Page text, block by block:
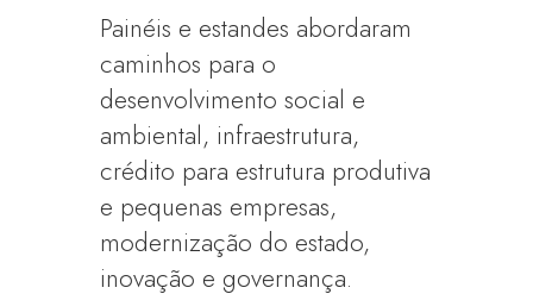
Painéis e estandes abordaram
caminhos para o
desenvolvimento social e
ambiental, infraestrutura,
crédito para estrutura produtiva
e pequenas empresas,
modernização do estado,
inovação e governança.